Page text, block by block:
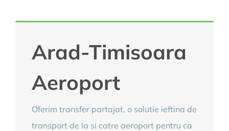
Arad-Timisoara
Aeroport
Oferim transfer partajat, o solutie ieftina de
transport de la si catre aeroport pentru ca